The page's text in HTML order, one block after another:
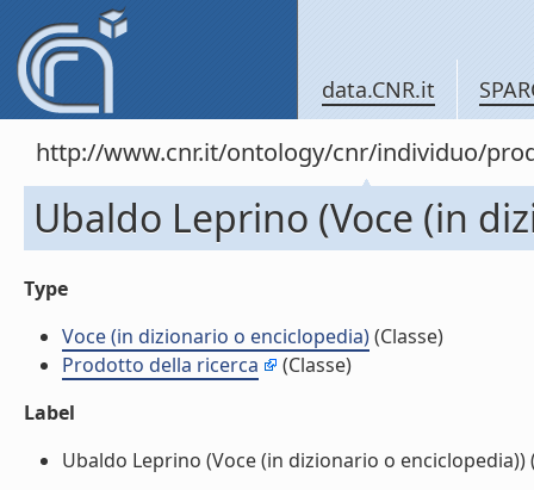
data.CNR.it
http://www.cnr.it/ontology/cnr/individuo/
Ubaldo Leprino (Voce (in
Type
Voce (in dizionario o enciclopedia)(Classe)
Prodotto della ricerca
(Classe)
Label
Ubaldo Leprino (Voce (in dizionario o enciclopedia))